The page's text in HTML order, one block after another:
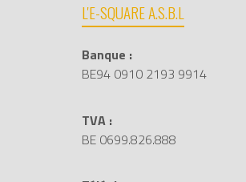
L'E-SQUARE A.S.B.L
Banque :
BE94 0910 2193 9914
TVA :
BE 0699.826.888